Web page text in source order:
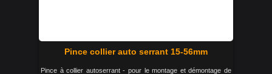
Pince collier auto serrant 15-56mm
Pince à collier autoserrant - pour le montage et démontage de